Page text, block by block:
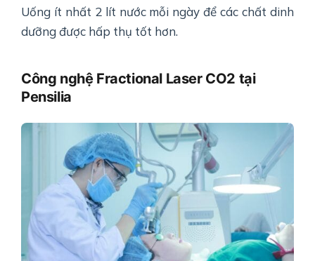
Uống ít nhất 2 lít nước mỗi ngày để các chất dinh
dưỡng được hấp thụ tốt hơn.
Công nghệ Fractional Laser CO2 tại
Pensilia